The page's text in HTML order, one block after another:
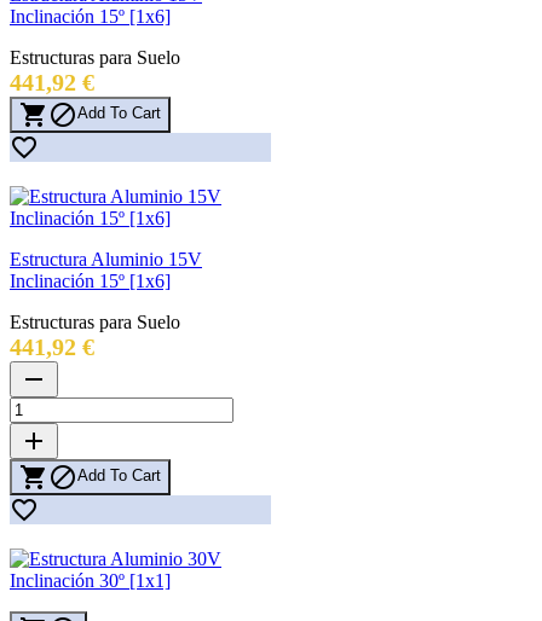
Inclinación 15º [1x6]
Estructuras para Suelo
441,92 €Precio
 Add To Cart

Estructura Aluminio 15V
Inclinación 15º [1x6]
Estructuras para Suelo
441,92 €Precio
remove
add
 Add To Cart
